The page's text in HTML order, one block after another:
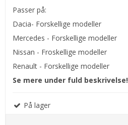
Passer på:
Dacia- Forskellige modeller
Mercedes - Forskellige modeller
Nissan - Froskellige modeller
Renault - Forskellige modeller
Se mere under fuld beskrivelse!
På lager